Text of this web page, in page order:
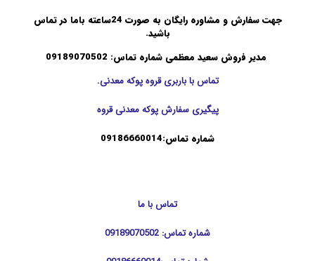
جهت سفارش و مشاوره رایگان به صورت 24ساعته باما در تماس
باشید.
مدیر فروش سعید معظمی شماره تماس: 09189070502
تماس با باربری قروه پوکه معدنی.
پیگیری سفارش پوکه معدنی قروه
شماره تماس:09186660014
تماس با ما
شماره تماس: 09189070502